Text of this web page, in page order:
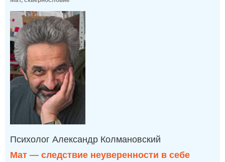
Психолог Александр Колмановский
Мат — следствие неуверенности в себе